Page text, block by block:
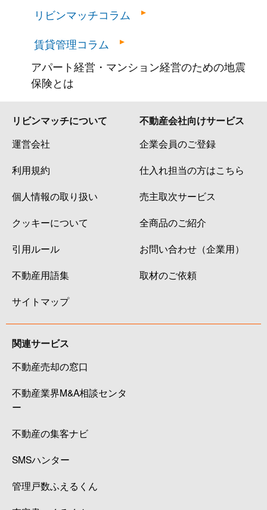
リビンマッチコラム
賃貸管理コラム
アパート経営・マンション経営のための地震
保険とは
リビンマッチについて
運営会社
利用規約
個人情報の取り扱い
クッキーについて
引用ルール
不動産用語集
サイトマップ
不動産会社向けサービス
企業会員のご登録
仕入れ担当の方はこちら
売主取次サービス
全商品のご紹介
お問い合わせ（企業用）
取材のご依頼
関連サービス
不動産売却の窓口
不動産業界M&A相談センタ
ー
不動産の集客ナビ
SMSハンター
管理戸数ふえるくん